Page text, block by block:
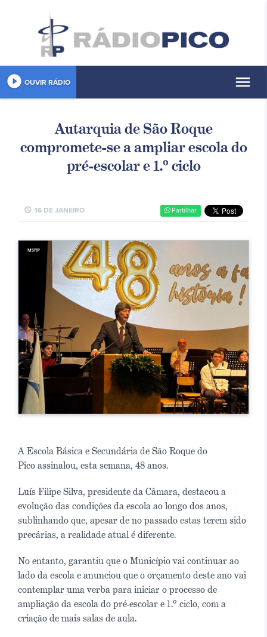
play_circle_filled OUVIR RÁDIO menu
Autarquia de São Roque
compromete-se a ampliar escola do
pré-escolar e 1.º ciclo
schedule 16 DE JANEIRO Partilhar
A Escola Básica e Secundária de São Roque do
Pico assinalou, esta semana, 48 anos.
Luís Filipe Silva, presidente da Câmara, destacou a
evolução das condições da escola ao longo dos anos,
sublinhando que, apesar de no passado estas terem sido
precárias, a realidade atual é diferente.
No entanto, garantiu que o Município vai continuar ao
lado da escola e anunciou que o orçamento deste ano vai
contemplar uma verba para iniciar o processo de
ampliação da escola do pré-escolar e 1.º ciclo, com a
criação de mais salas de aula.